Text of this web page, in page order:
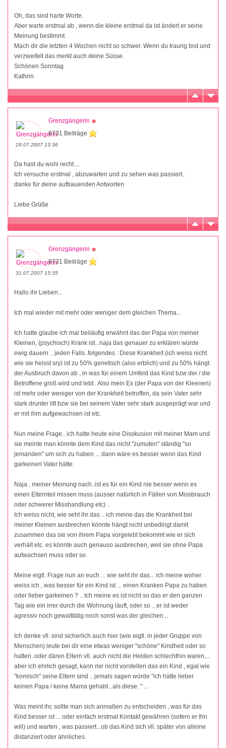
Oh, das sind harte Worte.
Aber warte erstmal ab , wenn die kleine erstmal da ist ändert er seine
Meinung bestimmt.
Mach dir die letzten 4 Wochen nicht so schwer. Wenn du traurig bist und
verzweifelt das merkt auch deine Süsse.
Schönen Sonntag
Kathrin
Grenzgängerin
8731 Beiträge
29.07.2007 13:36
Da hast du wohl recht....
Ich versuche erstmal , abzuwarten und zu sehen was passiert..
danke für deine aufbauenden Antworten
Liebe Grüße
Grenzgängerin
8731 Beiträge
31.07.2007 15:35
Hallo ihr Lieben...
Ich mal wieder mit mehr oder weniger dem gleichen Thema...
Ich hatte glaube ich mal beiläufig erwähnt das der Papa von meiner
Kleinen, (psychisch) Krank ist...naja das genauer zu erklären würde
ewig dauern .. jeden Falls..folgendes : Diese Krankheit (ich weiss nicht
wie sie heisst sry) ist zu 50% genetisch (also erblich) und zu 50% hängt
der Ausbruch davon ab , in was für einem Umfeld das Kind bzw der / die
Betroffene groß wird und lebt.. Also mein Ex (der Papa von der Kleenen)
ist mehr oder weniger von der Krankheit betroffen, da sein Vater sehr
stark drunter litt bzw sie bei seinem Vater sehr stark ausgeprägt war und
er mit ihm aufgewachsen ist etc.
Nun meine Frage.. ich hatte heute eine Disskusion mit meiner Mam und
sie meinte man könnte dem Kind das nicht "zumuten" ständig "so
jemanden" um sich zu haben ... dann wäre es besser wenn das Kind
garkeinen Vater hätte.
Naja , meiner Meinung nach..ist es für ein Kind nie besser wenn es
einen Elternteil missen muss (ausser natürlich in Fällen von Missbrauch
oder schwerer Misshandlung etc) ..
Ich weiss nicht, wie seht ihr das .. ich meine das die Krankheit bei
meiner Kleinen ausbrechen könnte hängt nicht unbedingt damit
zusammen das sie von ihrem Papa vorgelebt bekommt wie er sich
verhält etc. es könnte auch genauso ausbrechen, weil sie ohne Papa
aufwachsen muss oder so.
Meine eigtl. Frage nun an euch ... wie seht ihr das... ich meine woher
weiss ich , was besser für ein Kind ist ... einen Kranken Papa zu haben
oder lieber garkeinen ? .. Ich meine es ist nicht so das er den ganzen
Tag wie ein irrer durch die Wohnung läuft, oder so .. er ist weder
agressiv noch gewalttätig noch sonst was der gleichen...
Ich denke vll. sind sicherlich auch hier (wie eigtl. in jeder Gruppe von
Menschen) leute bei dir eine etwas weniger "schöne" Kindheit oder so
hatten..oder dären Eltern vll. auch nicht die Helden schlechthin waren,...
aber ich ehrlich gesagt, kann mir nicht vorstellen das ein Kind , egal wie
"komisch" seine Eltern sind .. jemals sagen würde "ich hätte lieber
keinen Papa / keine Mama gehabt , als diese. " ...
Was meint ihr, sollte man sich anmaßen zu entscheiden , was für das
Kind besser ist ... oder einfach erstmal Kontakt gewähren (sofern er Ihn
will) und warten , was passiert...ob das Kind sich vll. später von alleine
distanziert oder ähnliches.